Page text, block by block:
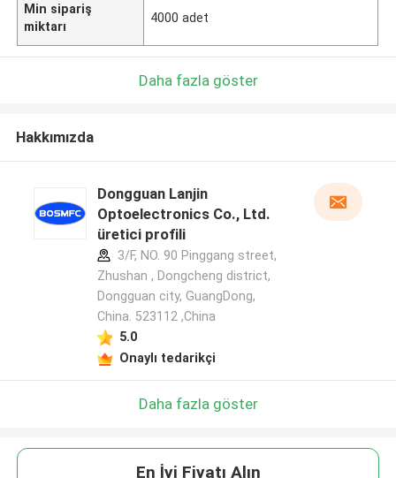
Min sipariş
miktarı
4000 adet
Daha fazla göster
Hakkımızda
Dongguan Lanjin
Optoelectronics Co., Ltd.
üretici profili
3/F, NO. 90 Pinggang street,
Zhushan , Dongcheng district,
Dongguan city, GuangDong,
China. 523112 ,China
5.0
Onaylı tedarikçi
Daha fazla göster
En İyi Fiyatı Alın